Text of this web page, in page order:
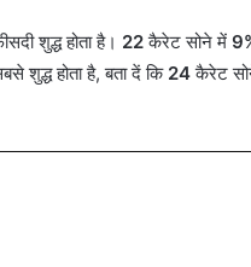
शुद्ध होता है। 22कैरेट सोने में
शुद्ध होता है, बता दें कि 24कैरेट